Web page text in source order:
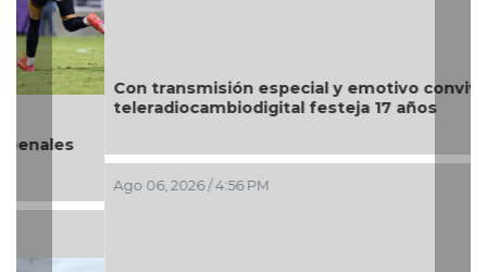
Con transmisión especial y emotivo convivio
teleradiocambiodigital festeja 17 años
Ago 06, 2026 / 4:56 PM